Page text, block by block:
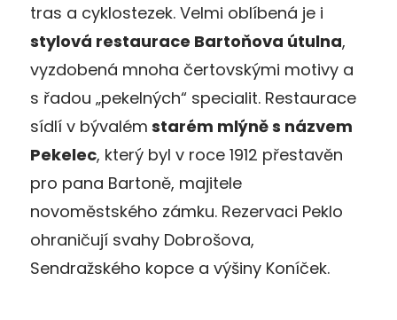
tras a cyklostezek. Velmi oblíbená je i
stylová restaurace Bartoňova útulna,
vyzdobená mnoha čertovskými motivy a
s řadou „pekelných“ specialit. Restaurace
sídlí v bývalém starém mlýně s názvem
Pekelec, který byl v roce 1912 přestavěn
pro pana Bartoně, majitele
novoměstského zámku. Rezervaci Peklo
ohraničují svahy Dobrošova,
Sendražského kopce a výšiny Koníček.